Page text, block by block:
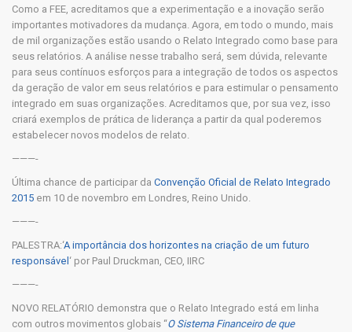
Como a FEE, acreditamos que a experimentação e a inovação serão
importantes motivadores da mudança. Agora, em todo o mundo, mais
de mil organizações estão usando o Relato Integrado como base para
seus relatórios. A análise nesse trabalho será, sem dúvida, relevante
para seus contínuos esforços para a integração de todos os aspectos
da geração de valor em seus relatórios e para estimular o pensamento
integrado em suas organizações. Acreditamos que, por sua vez, isso
criará exemplos de prática de liderança a partir da qual poderemos
estabelecer novos modelos de relato.
———-
Última chance de participar da Convenção Oficial de Relato Integrado
2015 em 10 de novembro em Londres, Reino Unido.
———-
PALESTRA:‘A importância dos horizontes na criação de um futuro
responsável ‘ por Paul Druckman, CEO, IIRC
———-
NOVO RELATÓRIO demonstra que o Relato Integrado está em linha
com outros movimentos globais “O Sistema Financeiro de que